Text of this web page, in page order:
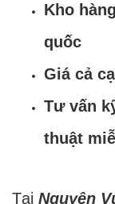
Kho
quốc
Giá cả
Tư vấn
thuật
Tại Nguyên